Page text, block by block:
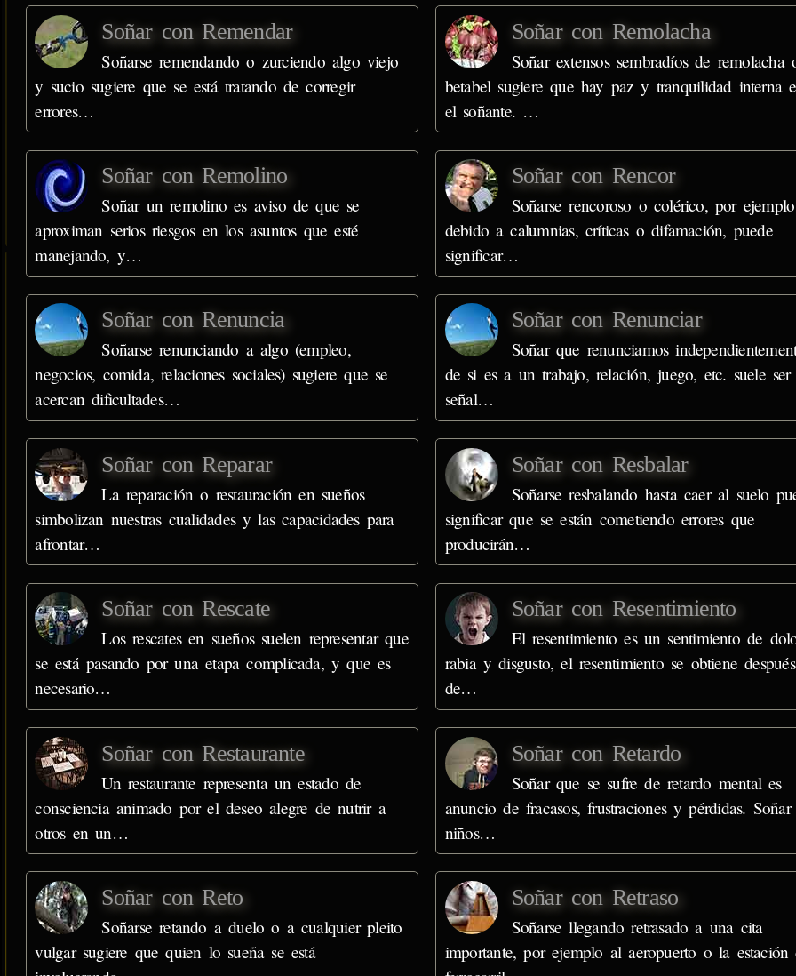
Soñar con Remendar
Soñarse remendando o zurciendo algo viejo
y sucio sugiere que se está tratando de corregir
errores…
Soñar con Remolacha
Soñar extensos sembradíos de remolacha
betabel sugiere que hay paz y tranquilidad interna
el soñante. …
Soñar con Remolino
Soñar un remolino es aviso de que se
aproximan serios riesgos en los asuntos que esté
manejando, y…
Soñar con Rencor
Soñarse rencoroso o colérico, por ejemplo
debido a calumnias, críticas o difamación, puede
significar…
Soñar con Renuncia
Soñarse renunciando a algo (empleo,
negocios, comida, relaciones sociales) sugiere que se
acercan dificultades…
Soñar con Renunciar
Soñar que renunciamos
de si es a un trabajo, relación, juego, etc. suele ser
señal…
Soñar con Reparar
La reparación o restauración en sueños
simbolizan nuestras cualidades y las capacidades para
afrontar…
Soñar con Resbalar
Soñarse resbalando hasta caer al suelo
significar que se están cometiendo errores que
producirán…
Soñar con Rescate
Los rescates en sueños suelen representar que
se está pasando por una etapa complicada, y que es
necesario…
Soñar con Resentimiento
El resentimiento es un sentimiento de
rabia y disgusto, el resentimiento se obtiene después
de…
Soñar con Restaurante
Un restaurante representa un estado de
consciencia animado por el deseo alegre de nutrir a
otros en un…
Soñar con Retardo
Soñar que se sufre de retardo mental es
anuncio de fracasos, frustraciones y pérdidas. Soñar
niños…
Soñar con Reto
Soñarse retando a duelo o a cualquier pleito
vulgar sugiere que quien lo sueña se está
Soñar con Retraso
Soñarse llegando retrasado a una cita
importante, por ejemplo al aeropuerto o la estación